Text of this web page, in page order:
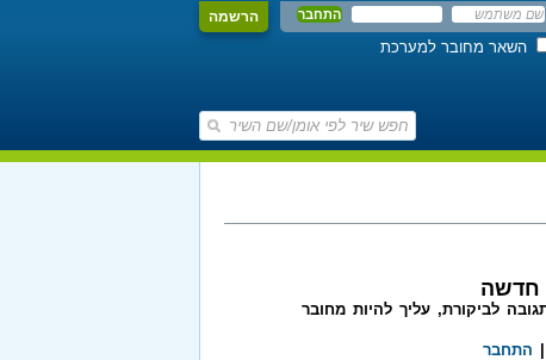
הרשמה
השאר מחובר למערכת
חדשה
לביקורת, עליך להיות מחובר
התחבר